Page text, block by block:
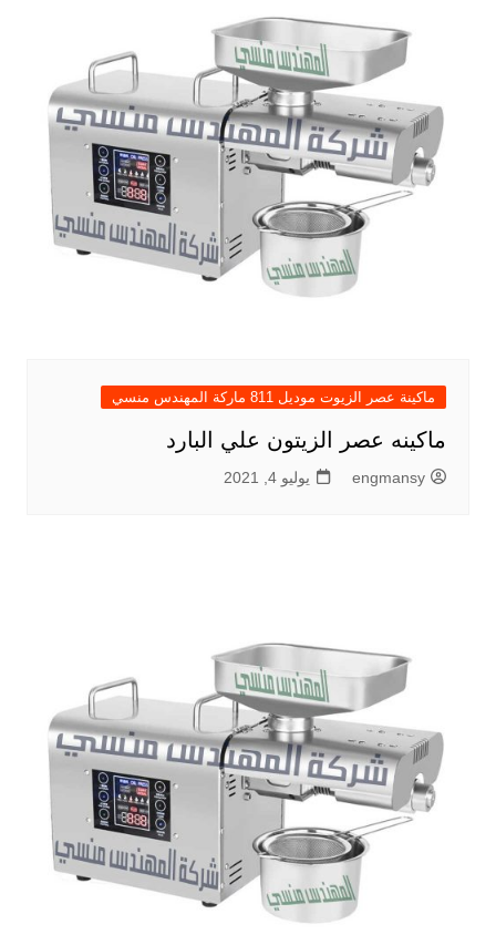
ماكينة عصر الزيوت موديل 811 ماركة المهندس منسي
ماكينه عصر الزيتون علي البارد
engmansy يوليو 4, 2021